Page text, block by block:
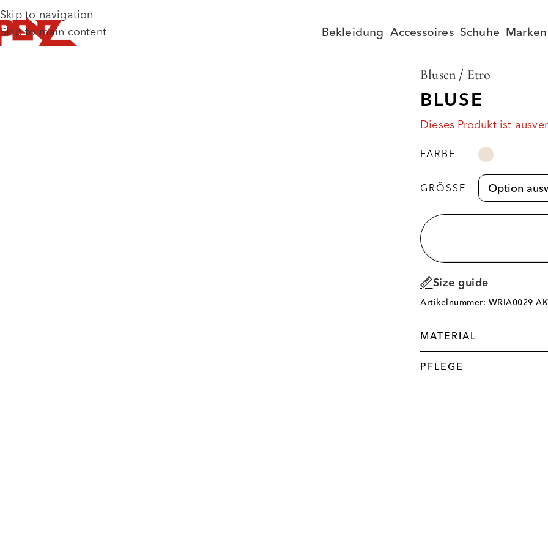
Skip to navigation
Skip to main content
Bekleidung Accessoires Schuhe Marken
Blusen / Etro
BLUSE
Dieses Produkt ist
FARBE
GRÖSSE
Size guide
Artikelnummer: WRIA0029
MATERIAL
PFLEGE